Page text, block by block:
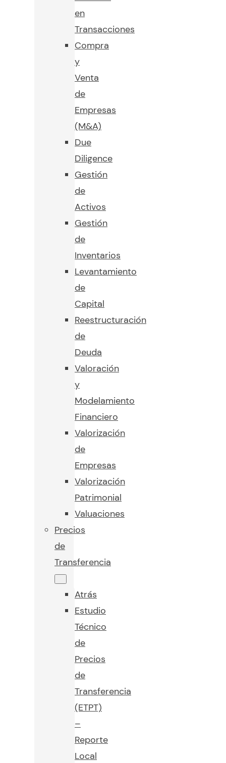
en
Transacciones
Compra
y
Venta
de
Empresas
(M&A)
Due
Diligence
Gestión
de
Activos
Gestión
de
Inventarios
Levantamiento
de
Capital
Reestructuración
de
Deuda
Valoración
y
Modelamiento
Financiero
Valorización
de
Empresas
Valorización
Patrimonial
Valuaciones
Precios
de
Transferencia
Atrás
Estudio
Técnico
de
Precios
de
Transferencia
(ETPT)
–
Reporte
Local